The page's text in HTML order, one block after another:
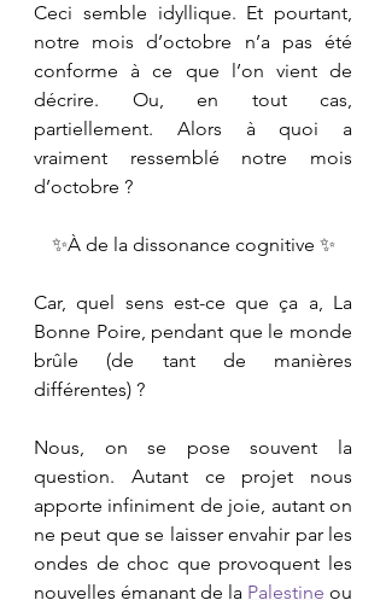
Ceci semble idyllique. Et pourtant,
notre mois d’octobre n’a pas été
conforme à ce que l’on vient de
décrire. Ou, en tout cas,
partiellement. Alors à quoi a
vraiment ressemblé notre mois
d’octobre ?
✨À de la dissonance cognitive ✨
Car, quel sens est-ce que ça a, La
Bonne Poire, pendant que le monde
brûle (de tant de manières
différentes) ?
Nous, on se pose souvent la
question. Autant ce projet nous
apporte infiniment de joie, autant on
ne peut que se laisser envahir par les
ondes de choc que provoquent les
nouvelles émanant de la Palestine ou